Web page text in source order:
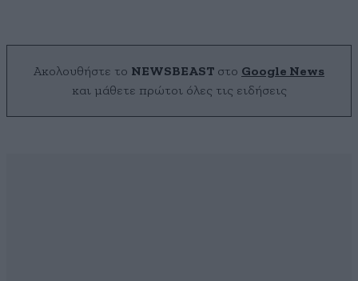
Ακολουθήστε το NEWSBEAST στο Google News
και μάθετε πρώτοι όλες τις ειδήσεις